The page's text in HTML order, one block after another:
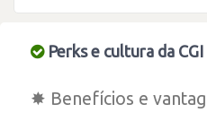
Perks e cultura da
✸ Benefícios e